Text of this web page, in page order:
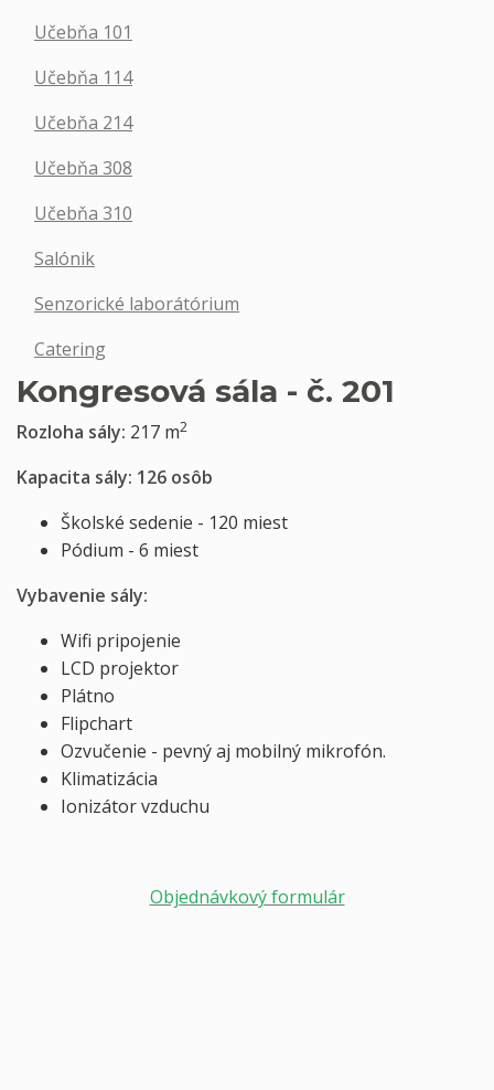
Učebňa 101
Učebňa 114
Učebňa 214
Učebňa 308
Učebňa 310
Salónik
Senzorické laborátórium
Catering
Kongresová sála - č. 201
Rozloha sály: 217 m2
Kapacita sály: 126 osôb
Školské sedenie - 120 miest
Pódium - 6 miest
Vybavenie sály:
Wifi pripojenie
LCD projektor
Plátno
Flipchart
Ozvučenie - pevný aj mobilný mikrofón.
Klimatizácia
Ionizátor vzduchu
Objednávkový formulár